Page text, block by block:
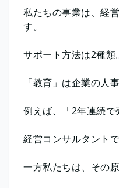
私たちの事業は、経
す。
サポート方法は2種類
「教育」は企業の人
例えば、「2年連続で
経営コンサルタント
一方私たちは、その